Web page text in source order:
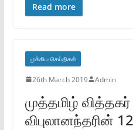
Read more
முக்கிய செய்திகள்
26th March 2019 Admin
முத்தமிழ் வித்தகர்
விபுலானந்தரின்